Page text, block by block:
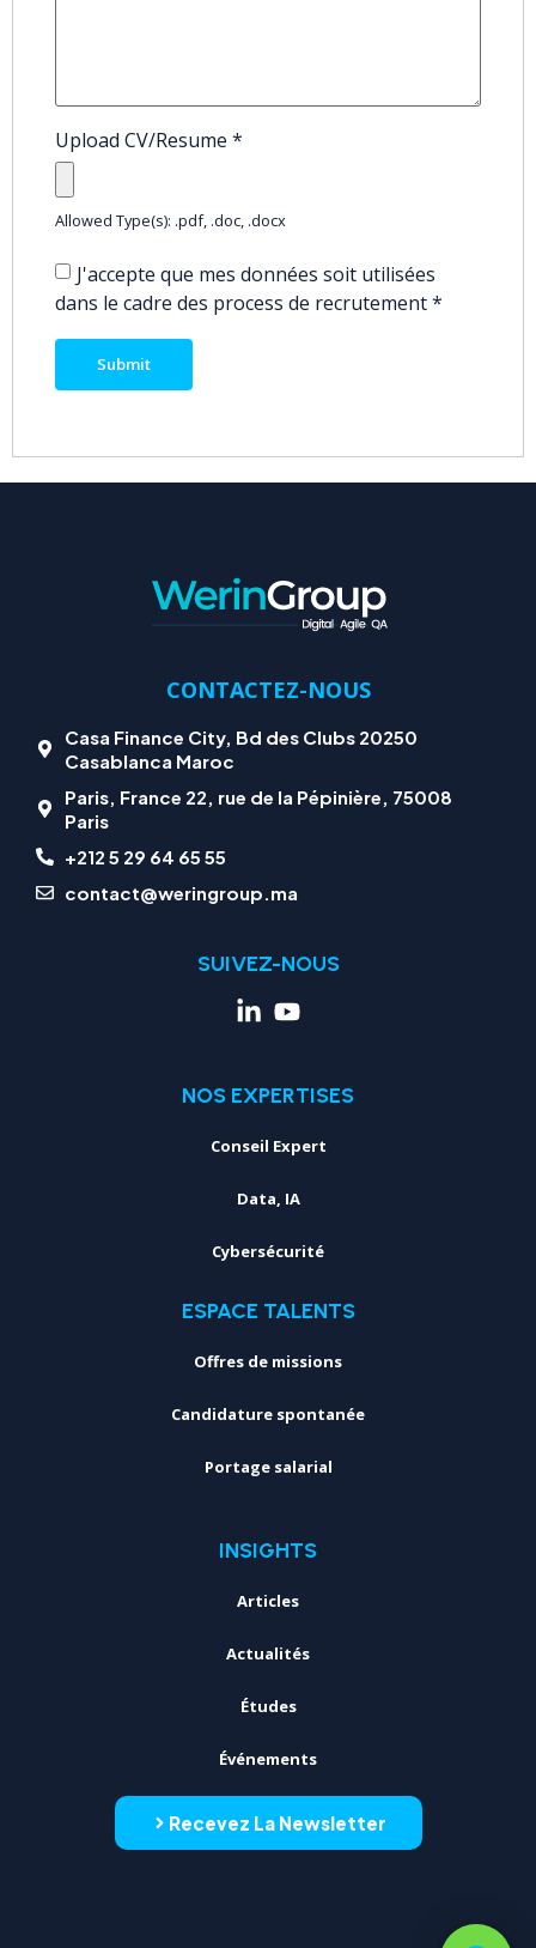
Upload CV/Resume *
Allowed Type(s): .pdf, .doc, .docx
J'accepte que mes données soit utilisées
dans le cadre des process de recrutement*
CONTACTEZ-NOUS
Casa Finance City, Bd des Clubs 20250
Casablanca Maroc
Paris, France 22, rue de la Pépinière, 75008
Paris
+212 5 29 64 65 55
contact@weringroup.ma
SUIVEZ-NOUS
NOS EXPERTISES
Conseil Expert
Data, IA
Cybersécurité
ESPACE TALENTS
Offres de missions
Candidature spontanée
Portage salarial
INSIGHTS
Articles
Actualités
Études
Événements
Recevez La Newsletter